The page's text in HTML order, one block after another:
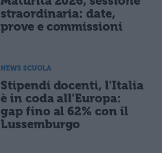
straordinaria: date,
prove e commissioni
NEWS SCUOLA
Stipendi docenti, l'Italia
è in coda all'Europa:
gap fino al 62% con il
Lussemburgo